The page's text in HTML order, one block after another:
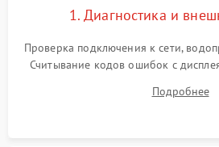
1. Диагностика и
Проверка подключения к сети,
Считывание кодов ошибок с
выявления посторонних шумов,
электронного модуля
Подробнее